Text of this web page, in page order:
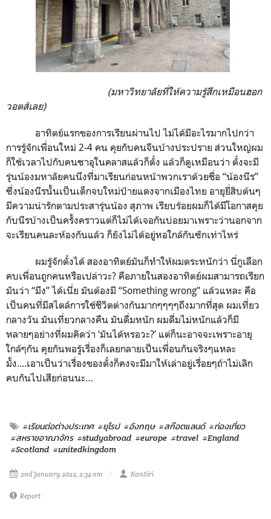
(มหาวิทยาลัยที่ให้ความรู้สึกเหมือนฮอก
วอตส์เลย)
อาทิตย์แรกของการเรียนผ่านไป ไม่ได้มีอะไรมากไปกว่า
การรู้จักเพื่อนใหม่ 2-4 คน คุยกับคนจีนบ้างประปราย ส่วนใหญ่ผม
ก็ใช้เวลาไปกับคนซาอุในคลาสแล้วก็ตั๋ง แล้วก็ดูเหมือนว่า ตั๋งจะมี
รุ่นน้องมหาลัยคนนึงที่มาเรียนก่อนหน้าพวกเราด้วยชื่อ “น้องนีร”
ซึ่งน้องนีรนั้นเป็นเด็กจบใหม่ป้ายแดงจากเมืองไทย อายุยี่สิบต้นๆ
มีความน่ารักตามประสารุ่นน้อง สุภาพ เรียบร้อยผมก็ได้มีโอกาสคุย
กับนีรบ้างเป็นครั้งคราวแต่ก็ไม่ได้เจอกันบ่อยมาเพราะว่านอกจาก
จะเรียนคนละห้องกันแล้ว ก็ยังไม่ได้อยู่หอใกล้กันซักเท่าไหร่
ผมรู้จักตั๋งได้ สองอาทิตย์มันก็ทำให้ผมตระหนักว่า นี่กูเลือก
คบเพื่อนถูกคนหรือเปล่าวะ? คือภายในสองอาทิตย์ผมสามารถเรียก
มันว่า “มึง” ได้เนี่ย มันต้องมี “Something wrong” แล้วแหละ คือ
เป็นคนที่มีสไตล์การใช้ชีวิตต่างกันมากๆๆๆๆถึงมากที่สุด ผมเที่ยว
กลางวัน มันเที่ยวกลางคืน มันดื่มหนัก ผมดื่มไม่หนักแล้วก็มี
หลายๆอย่างที่ผมคิดว่า ‘มันได้หรอวะ?’ แต่ก็นะอาจจะเพราะอายุ
ใกล้ๆกัน คุยกันพอรู้เรื่องก็เลยกลายเป็นเพื่อนกันจริงๆแหละ
มั้ง....เอาเป็นว่าเรื่องของตั๋งก็คงจะมีมาให้เล่าอยู่เรื่อยๆถ้าไม่เลิก
คบกันไปเสียก่อนนะ…
#เรียนต่อต่างประเทศ #ยุโรป #อังกฤษ #สก๊อตแลนด์ #ท่องเที่ยว
#สหราชอาณาจักร #studyabroad #europe #travel #England
#Scotland #unitedkingdom
2nd January 2022, 2:34 am KanSiri
Report